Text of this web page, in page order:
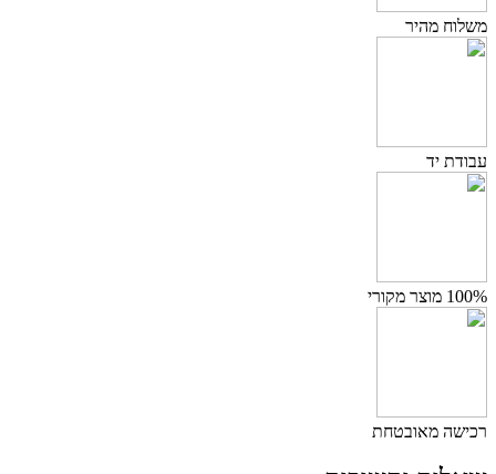
משלוח מהיר
עבודת יד
100% מוצר מקורי
רכישה מאובטחת